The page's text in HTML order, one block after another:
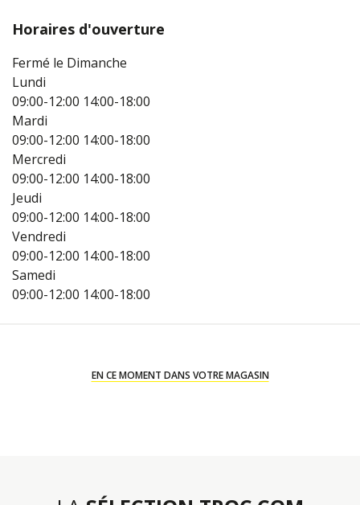
Horaires d'ouverture
Fermé le Dimanche
Lundi
09:00-12:00 14:00-18:00
Mardi
09:00-12:00 14:00-18:00
Mercredi
09:00-12:00 14:00-18:00
Jeudi
09:00-12:00 14:00-18:00
Vendredi
09:00-12:00 14:00-18:00
Samedi
09:00-12:00 14:00-18:00
EN CE MOMENT DANS VOTRE MAGASIN